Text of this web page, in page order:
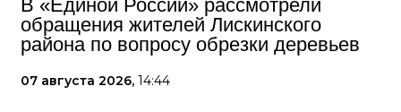
В «Единой России» рассмотрели
обращения жителей Лискинского
района по вопросу обрезки деревьев
07 августа 2026, 14:44